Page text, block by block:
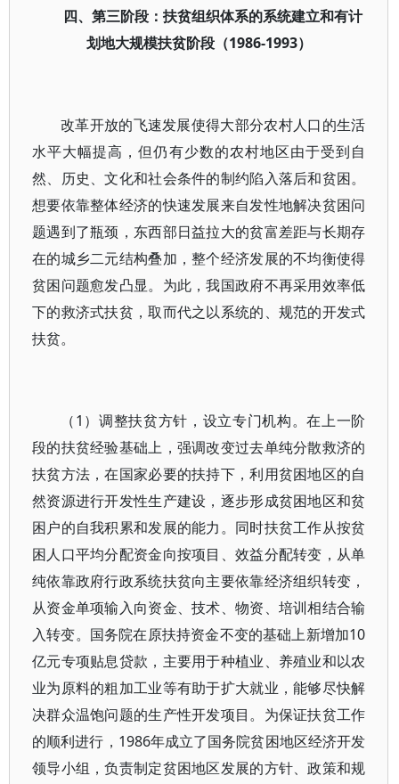
四、第三阶段：扶贫组织体系的系统建立和有计
划地大规模扶贫阶段（1986-1993）
改革开放的飞速发展使得大部分农村人口的生活
水平大幅提高，但仍有少数的农村地区由于受到自
然、历史、文化和社会条件的制约陷入落后和贫困。
想要依靠整体经济的快速发展来自发性地解决贫困问
题遇到了瓶颈，东西部日益拉大的贫富差距与长期存
在的城乡二元结构叠加，整个经济发展的不均衡使得
贫困问题愈发凸显。为此，我国政府不再采用效率低
下的救济式扶贫，取而代之以系统的、规范的开发式
扶贫。
（1）调整扶贫方针，设立专门机构。在上一阶
段的扶贫经验基础上，强调改变过去单纯分散救济的
扶贫方法，在国家必要的扶持下，利用贫困地区的自
然资源进行开发性生产建设，逐步形成贫困地区和贫
困户的自我积累和发展的能力。同时扶贫工作从按贫
困人口平均分配资金向按项目、效益分配转变，从单
纯依靠政府行政系统扶贫向主要依靠经济组织转变，
从资金单项输入向资金、技术、物资、培训相结合输
入转变。国务院在原扶持资金不变的基础上新增加10
亿元专项贴息贷款，主要用于种植业、养殖业和以农
业为原料的粗加工业等有助于扩大就业，能够尽快解
决群众温饱问题的生产性开发项目。为保证扶贫工作
的顺利进行，1986年成立了国务院贫困地区经济开发
领导小组，负责制定贫困地区发展的方针、政策和规